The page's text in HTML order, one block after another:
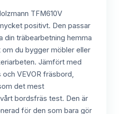
TFM610V
positivt. Den passar
din träbearbetning hemma
om du bygger möbler eller
Jämfört med
VEVOR fräsbord,
det mest
bordsfräs test. Den är
för den som bara gör